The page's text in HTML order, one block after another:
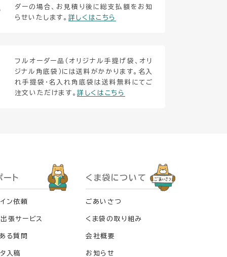
ダーの場合、お見積り後に総支払額をお知
らせいたします。 詳しくはこちら
フルオーダー品（オリジナル手提げ袋、オリ
ジナル角底袋）には送料がかかります。名入
れ手提袋・名入れ角底袋は送料無料にてご
注文いただけます。詳しくはこちら
ート
ン依頼
張サービス
る質問
入稿
くま袋について
ごあいさつ
くま袋の取り組み
会社概要
お知らせ